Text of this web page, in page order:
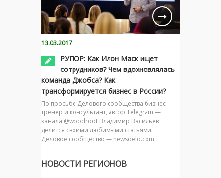
13.03.2017
РУПОР: Как Илон Маск ищет
сотрудников? Чем вдохновлялась
команда Джобса? Как
трансформируется бизнес в России?
По просьбе Делового сообщества бизнес-
тренер и консультант, автор Telegram —
канала @woodroot Владимир Васильев
делится своими любимыми статьями.
Деловое сообщество — newsdelo.com
НОВОСТИ РЕГИОНОВ